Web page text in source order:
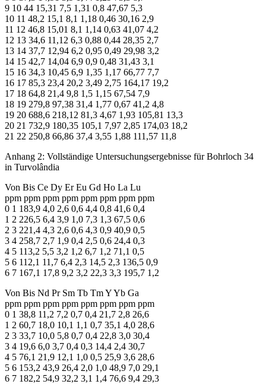
9 10 44 15,31 7,5 1,31 0,8 47,67 5,3
10 11 48,2 15,1 8,1 1,18 0,46 30,16 2,9
11 12 46,8 15,01 8,1 1,14 0,63 41,07 4,2
12 13 34,6 11,12 6,3 0,88 0,44 28,35 2,7
13 14 37,7 12,94 6,2 0,95 0,49 29,98 3,2
14 15 42,7 14,04 6,9 0,9 0,48 31,43 3,1
15 16 34,3 10,45 6,9 1,35 1,17 66,77 7,7
16 17 85,3 23,4 20,2 3,49 2,75 164,17 19,2
17 18 64,8 21,4 9,8 1,5 1,15 67,54 7,9
18 19 279,8 97,38 31,4 1,77 0,67 41,2 4,8
19 20 688,6 218,12 81,3 4,67 1,93 105,81 13,3
20 21 732,9 180,35 105,1 7,97 2,85 174,03 18,2
21 22 250,8 66,86 37,4 3,55 1,88 111,57 11,8
Anhang 2: Vollständige Untersuchungsergebnisse für Bohrloch 34
in Turvolândia
Von Bis Ce Dy Er Eu Gd Ho La Lu
ppm ppm ppm ppm ppm ppm ppm ppm
0 1 183,9 4,0 2,6 0,6 4,4 0,8 41,6 0,4
1 2 226,5 6,4 3,9 1,0 7,3 1,3 67,5 0,6
2 3 221,4 4,3 2,6 0,6 4,3 0,9 40,9 0,5
3 4 258,7 2,7 1,9 0,4 2,5 0,6 24,4 0,3
4 5 113,2 5,5 3,2 1,2 6,7 1,2 71,1 0,5
5 6 112,1 11,7 6,4 2,3 14,5 2,3 136,5 0,9
6 7 167,1 17,8 9,2 3,2 22,3 3,3 195,7 1,2
Von Bis Nd Pr Sm Tb Tm Y Yb Ga
ppm ppm ppm ppm ppm ppm ppm ppm
0 1 38,8 11,2 7,2 0,7 0,4 21,7 2,8 26,6
1 2 60,7 18,0 10,1 1,1 0,7 35,1 4,0 28,6
2 3 33,7 10,0 5,8 0,7 0,4 22,8 3,0 30,4
3 4 19,6 6,0 3,7 0,4 0,3 14,4 2,4 30,7
4 5 76,1 21,9 12,1 1,0 0,5 25,9 3,6 28,6
5 6 153,2 43,9 26,4 2,0 1,0 48,9 7,0 29,1
6 7 182,2 54,9 32,2 3,1 1,4 76,6 9,4 29,3